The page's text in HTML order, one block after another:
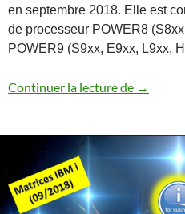
en septembre 2018. Elle est
de processeur POWER8
POWER9 (S9xx, E9xx, L9xx,
Continuer la lecture de Gamme
→